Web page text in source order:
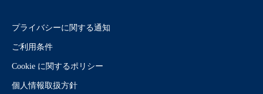
プライバシーに関する通知
ご利用条件
Cookie に関するポリシー
個人情報取扱方針